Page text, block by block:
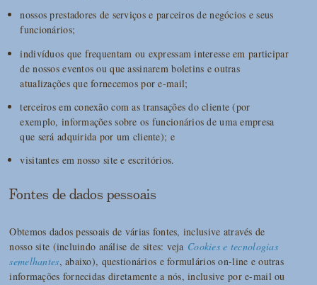
nossos prestadores de serviços e parceiros de negócios e seus
funcionários;
indivíduos que frequentam ou expressam interesse em participar
de nossos eventos ou que assinarem boletins e outras
atualizações que fornecemos por e-mail;
terceiros em conexão com as transações do cliente (por
exemplo, informações sobre os funcionários de uma empresa
que será adquirida por um cliente); e
visitantes em nosso site e escritórios.
Fontes de dados pessoais
Obtemos dados pessoais de várias fontes, inclusive através de
nosso site (incluindo análise de sites: veja Cookies e tecnologias
semelhantes, abaixo), questionários e formulários on-line e outras
informações fornecidas diretamente a nós, inclusive por e-mail ou